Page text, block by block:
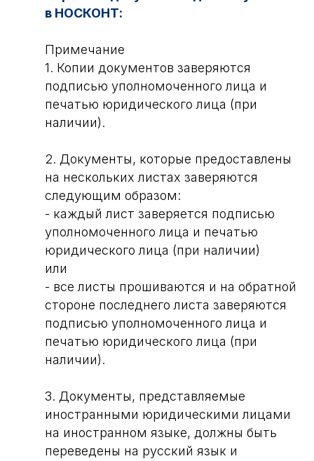
в НОСКОНТ:
Примечание
1. Копии документов заверяются
подписью уполномоченного лица и
печатью юридического лица (при
наличии).
2. Документы, которые предоставлены
на нескольких листах заверяются
следующим образом:
- каждый лист заверяется подписью
уполномоченного лица и печатью
юридического лица (при наличии)
или
- все листы прошиваются и на обратной
стороне последнего листа заверяются
подписью уполномоченного лица и
печатью юридического лица (при
наличии).
3. Документы, представляемые
иностранными юридическими лицами
на иностранном языке, должны быть
переведены на русский язык и